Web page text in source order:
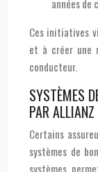
années de
Ces initiatives
et à créer une
conducteur.
SYSTÈMES
PAR
Certains
systèmes de
systèmes